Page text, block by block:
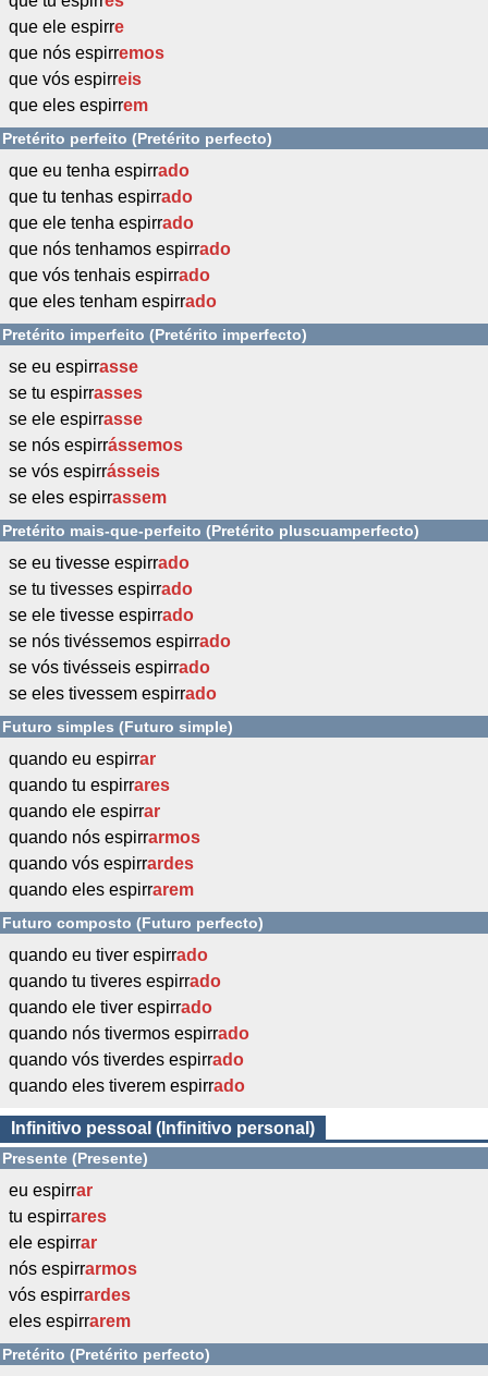
que ele espirre
que nós espirremos
que vós espirreis
que eles espirrem
Pretérito perfeito (Pretérito perfecto)
que eu tenha espirrado
que tu tenhas espirrado
que ele tenha espirrado
que nós tenhamos espirrado
que vós tenhais espirrado
que eles tenham espirrado
Pretérito imperfeito (Pretérito imperfecto)
se eu espirrasse
se tu espirrasses
se ele espirrasse
se nós espirrássemos
se vós espirrásseis
se eles espirrassem
Pretérito mais-que-perfeito (Pretérito pluscuamperfecto)
se eu tivesse espirrado
se tu tivesses espirrado
se ele tivesse espirrado
se nós tivéssemos espirrado
se vós tivésseis espirrado
se eles tivessem espirrado
Futuro simples (Futuro simple)
quando eu espirrar
quando tu espirrares
quando ele espirrar
quando nós espirrarmos
quando vós espirrardes
quando eles espirrarem
Futuro composto (Futuro perfecto)
quando eu tiver espirrado
quando tu tiveres espirrado
quando ele tiver espirrado
quando nós tivermos espirrado
quando vós tiverdes espirrado
quando eles tiverem espirrado
Infinitivo pessoal (Infinitivo personal)
Presente (Presente)
eu espirrar
tu espirrares
ele espirrar
nós espirrarmos
vós espirrardes
eles espirrarem
Pretérito (Pretérito perfecto)